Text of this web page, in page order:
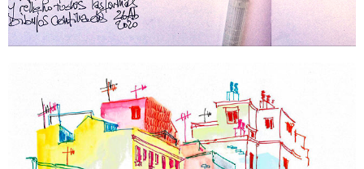
Creatividad durante el
confinamiento
Sigue leyendo...